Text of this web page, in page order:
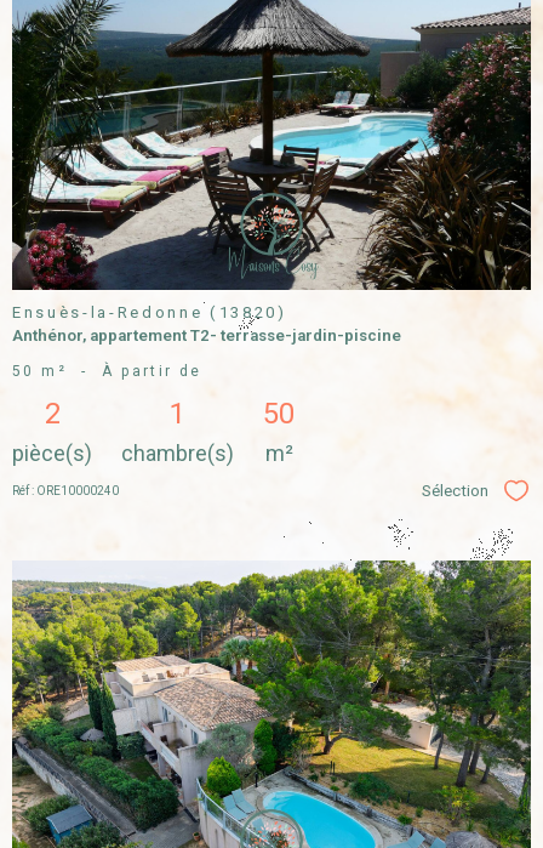
VOIR LE
BIEN
Ensuès-la-Redonne (13820)
Anthénor, appartement T2- terrasse-jardin-piscine
50 m² - À partir de
2
pièce(s)
1
chambre(s)
50
m²
Réf : ORE10000240 Sélection
VOIR LE
BIEN